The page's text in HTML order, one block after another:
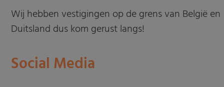
Wij hebben vestigingen op de grens van België en
Duitsland dus kom gerust langs!
Social Media